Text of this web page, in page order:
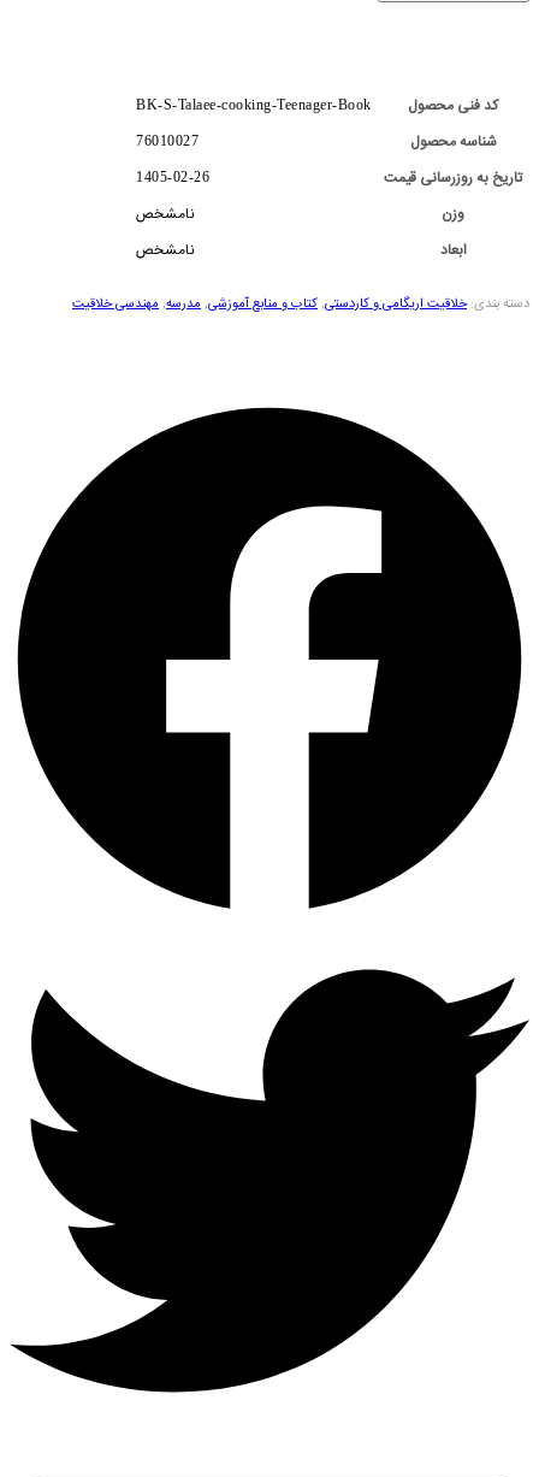
کد فنی محصول BK-S-Talaee-cooking-Teenager-Book
شناسه محصول 76010027
تاریخ به روزرسانی قیمت 1405-02-26
وزن
نامشخص
ابعاد
نامشخص
دسته بندی:خلاقیت اریگامی و کاردستی,کتاب و منابع آموزشی,مدرسه,مهندسی خلاقیت